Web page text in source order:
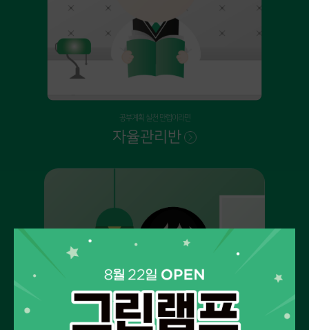
공부계획 실천 만렙이라면
자율관리반